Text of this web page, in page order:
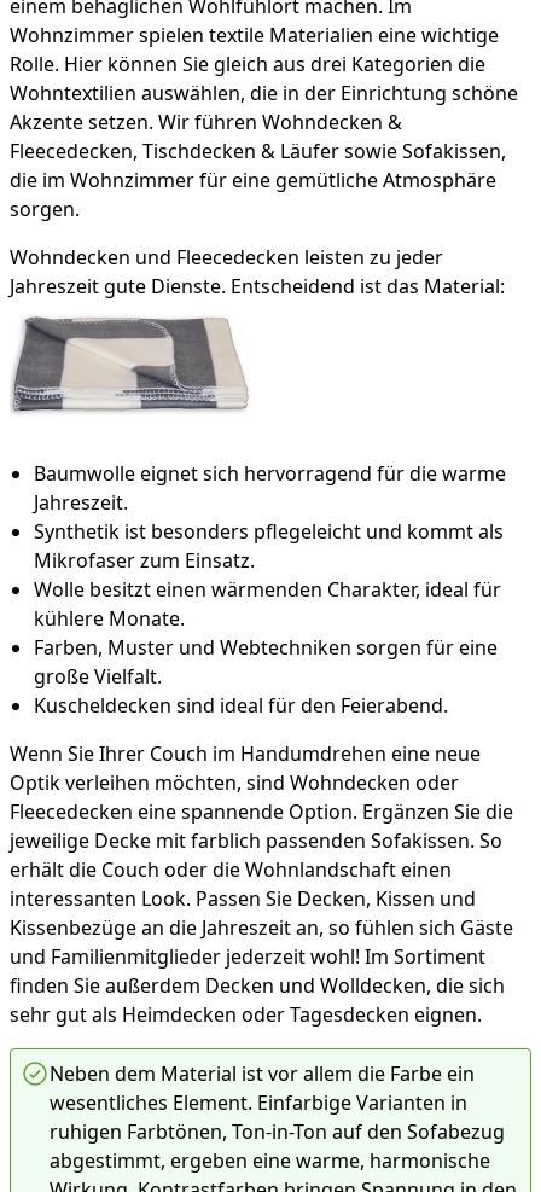
einem behaglichen Wohlfühlort machen. Im
Wohnzimmer spielen textile Materialien eine wichtige
Rolle. Hier können Sie gleich aus drei Kategorien die
Wohntextilien auswählen, die in der Einrichtung schöne
Akzente setzen. Wir führen Wohndecken &
Fleecedecken, Tischdecken & Läufer sowie Sofakissen,
die im Wohnzimmer für eine gemütliche Atmosphäre
sorgen.
Wohndecken und Fleecedecken leisten zu jeder
Jahreszeit gute Dienste. Entscheidend ist das Material:
Baumwolle eignet sich hervorragend für die warme
Jahreszeit.
Synthetik ist besonders pflegeleicht und kommt als
Mikrofaser zum Einsatz.
Wolle besitzt einen wärmenden Charakter, ideal für
kühlere Monate.
Farben, Muster und Webtechniken sorgen für eine
große Vielfalt.
Kuscheldecken sind ideal für den Feierabend.
Wenn Sie Ihrer Couch im Handumdrehen eine neue
Optik verleihen möchten, sind Wohndecken oder
Fleecedecken eine spannende Option. Ergänzen Sie die
jeweilige Decke mit farblich passenden Sofakissen. So
erhält die Couch oder die Wohnlandschaft einen
interessanten Look. Passen Sie Decken, Kissen und
Kissenbezüge an die Jahreszeit an, so fühlen sich Gäste
und Familienmitglieder jederzeit wohl! Im Sortiment
finden Sie außerdem Decken und Wolldecken, die sich
sehr gut als Heimdecken oder Tagesdecken eignen.
Neben dem Material ist vor allem die Farbe ein
wesentliches Element. Einfarbige Varianten in
ruhigen Farbtönen, Ton-in-Ton auf den Sofabezug
abgestimmt, ergeben eine warme, harmonische